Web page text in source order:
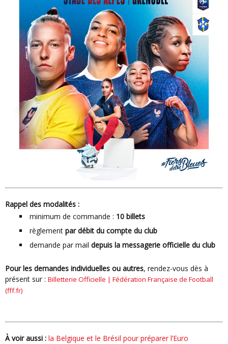
rappel des modalités :
minimum de commande : 10 billets
règlement par débit du compte du club
demande par mail depuis la messagerie officielle du club
Pour les demandes individuelles ou autres, rendez-vous dès à
présent sur : Billetterie Officielle | Fédération Française de Football
(fff.fr)
à voir aussi : la Belgique et le Brésil pour préparer l’Euro